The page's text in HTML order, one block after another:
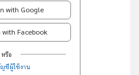
with Google
with Facebook
หรือ
ชีผู้ใช้งาน